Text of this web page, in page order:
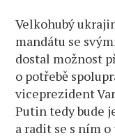
Velkohubý
mandátu se
dostal možnost
o potřebě
viceprezident
Putin tedy bude
a radit se s ním